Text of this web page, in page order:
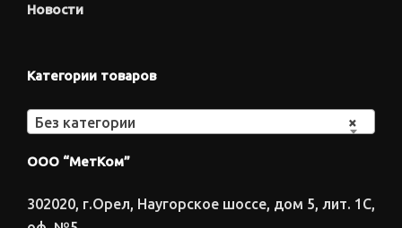
Новости
Категории товаров
×
Без категории
ООО “МетКом”
302020, г.Орел, Наугорское шоссе, дом 5, лит. 1С,